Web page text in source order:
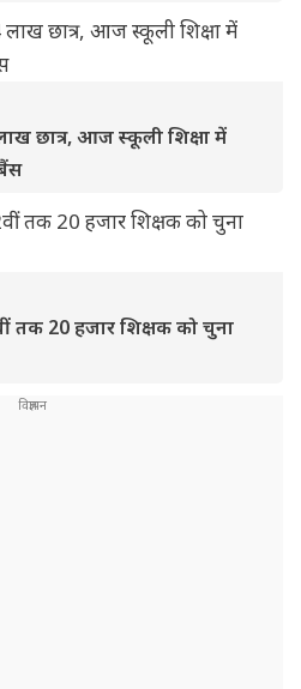
छात्र, आज स्कूली शिक्षा में
तक 20 हजार शिक्षक को चुना